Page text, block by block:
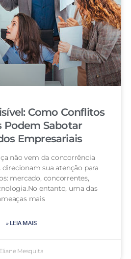
Como Conflitos
Podem Sabotar
Empresariais
não vem da concorrência
sua atenção para
mercado, concorrentes,
entanto, uma das
mais
» LEIA MAIS
Eliane Mesquita